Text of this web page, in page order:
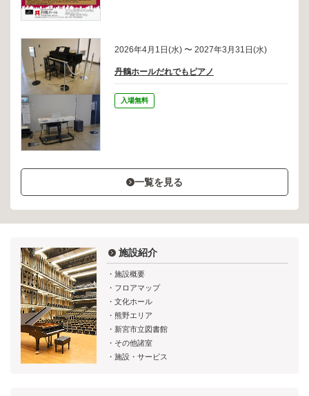
2026年4月1日(水) 〜 2027年3月31日(水)
丹鶴ホールだれでもピアノ
入場無料
一覧を見る
施設紹介
施設概要
フロアマップ
文化ホール
熊野エリア
新宮市立図書館
その他諸室
施設・サービス